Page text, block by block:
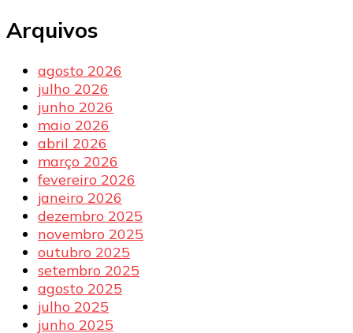
Arquivos
agosto 2026
julho 2026
junho 2026
maio 2026
abril 2026
março 2026
fevereiro 2026
janeiro 2026
dezembro 2025
novembro 2025
outubro 2025
setembro 2025
agosto 2025
julho 2025
junho 2025